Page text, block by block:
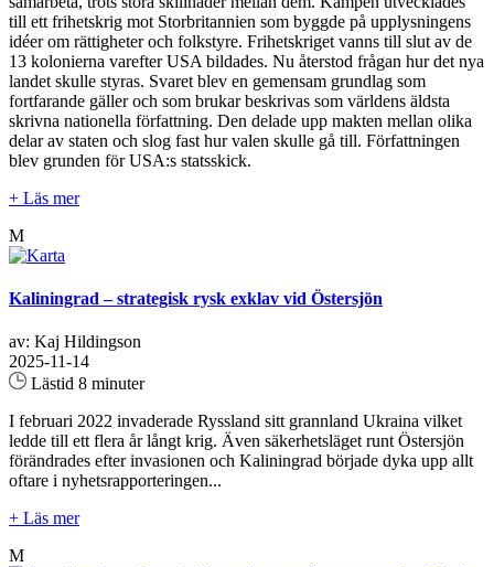
till ett frihetskrig mot Storbritannien som byggde på upplysningens
idéer om rättigheter och folkstyre. Frihetskriget vanns till slut av de
13 kolonierna varefter USA bildades. Nu återstod frågan hur det nya
landet skulle styras. Svaret blev en gemensam grundlag som
fortfarande gäller och som brukar beskrivas som världens äldsta
skrivna nationella författning. Den delade upp makten mellan olika
delar av staten och slog fast hur valen skulle gå till. Författningen
blev grunden för USA:s statsskick.
+ Läs mer
M
Kaliningrad – strategisk rysk exklav vid Östersjön
av: Kaj Hildingson
2025-11-14
Lästid 8 minuter
I februari 2022 invaderade Ryssland sitt grannland Ukraina vilket
ledde till ett flera år långt krig. Även säkerhetsläget runt Östersjön
förändrades efter invasionen och Kaliningrad började dyka upp allt
oftare i nyhetsrapporteringen...
+ Läs mer
M